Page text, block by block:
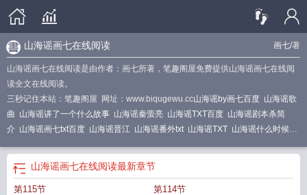
画七/著
山海谣画七在线阅读
山海谣画七在线阅读是由作者：画七所著，笔趣阁屋免费提供山海谣画七在线阅
读全文在线阅读。
三秒记住本站：笔趣阁屋 网址：www.biqugewu.cc山海谣by画七百度 山海谣歌
曲 山海谣讲了一个什么故事 山海谣秦萤亮 山海谣TXT百度 山海谣剧本杀简
介 山海谣画七txt百度 山海谣晋江 山海谣番外txt 山海谣TXT 山海谣什么时候开
谣讲的什么
山海谣画七全文免费阅读 梦幻山海谣
TXT
鱼之歌读后感
山海谣百度
山海谣画七在线阅读最新章节
第115节 第114节